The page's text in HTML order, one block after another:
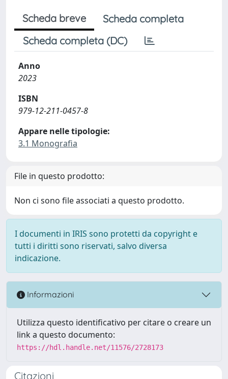
Scheda breve
Scheda completa
Scheda completa (DC)
Anno
2023
ISBN
979-12-211-0457-8
Appare nelle tipologie:
3.1 Monografia
File in questo prodotto:
Non ci sono file associati a questo prodotto.
I documenti in IRIS sono protetti da copyright e
tutti i diritti sono riservati, salvo diversa
indicazione.
Informazioni
Utilizza questo identificativo per citare o creare un
link a questo documento:
https://hdl.handle.net/11576/2728173
Citazioni